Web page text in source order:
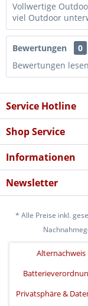
Vollwertige
viel Outdoor
Bewertungen
0
Bewertungen
Service Hotline
Shop Service
Informationen
Newsletter
* Alle Preise inkl.
Alternachweis
Privatsphäre &